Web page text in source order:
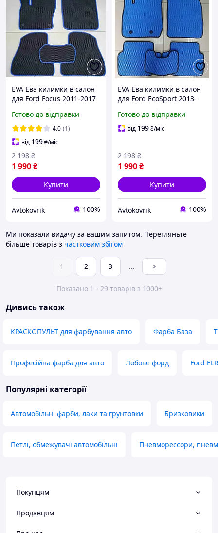
EVA Ева килимки в салон
для Ford Focus 2011-2017
килимки
Готово до відправки
4.0 (1)
від 199₴/міс
1 990₴
2 198 ₴
Купити
Avtokovrik 100%
EVA Ева килимки в салон
для Ford EcoSport 2013-
Екоспорт килимки
Готово до відправки
від 199₴/міс
1 990₴
2 198 ₴
Купити
Avtokovrik 100%
Ми показали видачу за вашим запитом. Перегляньте
більше товарів з частковим збігом
1 2 3 ...
Показано 1 - 29 товарів з 1000+
Дивись також
КРАСКОПУЛЬТ для фарбування авто Фарба База
Професійна фарба для авто Лобове форд Ford
Популярні категорії
Автомобільні фарби, лаки та грунтовки Бризковики
Петлі, обмежувачі автомобільні Пневморессори,
Покупцям
Продавцям